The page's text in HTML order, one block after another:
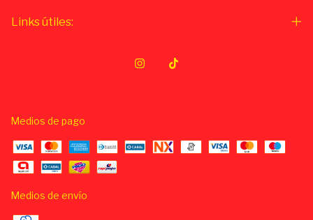
Links útiles:
Medios de pago
Medios de envío